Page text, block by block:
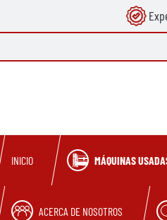
Saltar a la navegación
INICIO MÁQUINAS
ACERCA DE NOSOTROS